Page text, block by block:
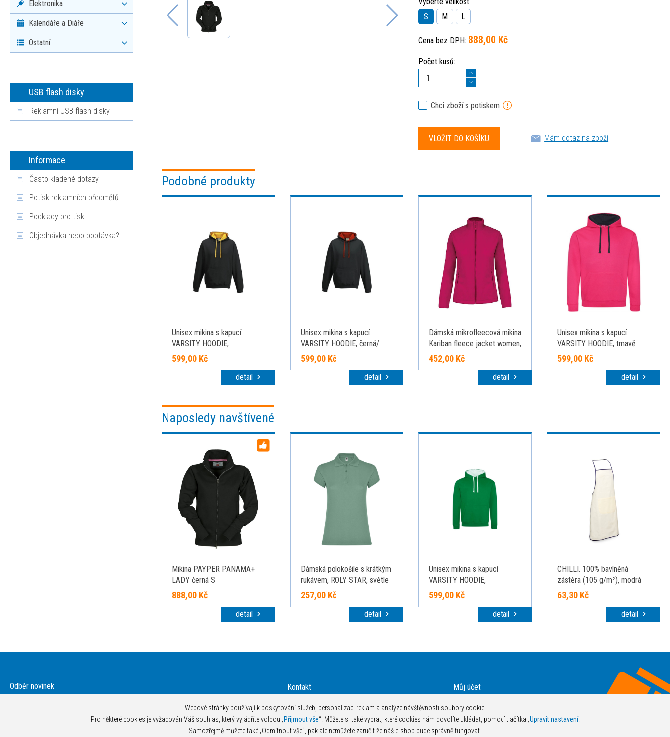
Elektronika
Kalendáře a Diáře
Ostatní
USB flash disky
Reklamní USB flash disky
Informace
Často kladené dotazy
Potisk reklamních předmětů
Podklady pro tisk
Objednávka nebo poptávka?
S
M L
Cena bez DPH: 888,00 Kč
Počet kusů:
Chci zboží s potiskem
Mám dotaz na zboží
Podobné produkty
Unisex mikina s kapucí
VARSITY HOODIE,
černá/tmavě žlutá, velikost S
599,00 Kč
detail
Unisex mikina s kapucí
VARSITY HOODIE, černá/
červená, velikost XS
599,00 Kč
detail
Dámská mikrofleecová mikina
Kariban fleece jacket women,
fuksiová, S
452,00 Kč
detail
Unisex mikina s kapucí
VARSITY HOODIE, tmavě
růžová/tmavě námořní modrá,
velikost M
599,00 Kč
detail
Naposledy navštívené
Mikina PAYPER PANAMA+
LADY černá S
888,00 Kč
detail
Dámská polokošile s krátkým
rukávem, ROLY STAR, světle
vojenská zelená, L
257,00 Kč
detail
Unisex mikina s kapucí
VARSITY HOODIE,
zelená/bílá, velikost XL
599,00 Kč
detail
CHILLI. 100% bavlněná
zástěra (105 g/m²), modrá
63,30 Kč
detail
Webové stránky používají k poskytování služeb, personalizaci reklam a analýze návštěvnosti soubory cookie.
Pro některé cookies je vyžadován Váš souhlas, který vyjádříte volbou „Přijmout vše“. Můžete si také vybrat, které cookies nám dovolíte ukládat, pomocí tlačítka „Upravit nastavení.
Samozřejmě můžete také „Odmítnout vše“, pak ale nemůžete zaručit že náš e-shop bude správně fungovat.
Odběr novinek
Kontakt
Podklady pro tisk
Jak objednávat
Můj účet
Objednat katalog zdarma
Obchodní podmínky